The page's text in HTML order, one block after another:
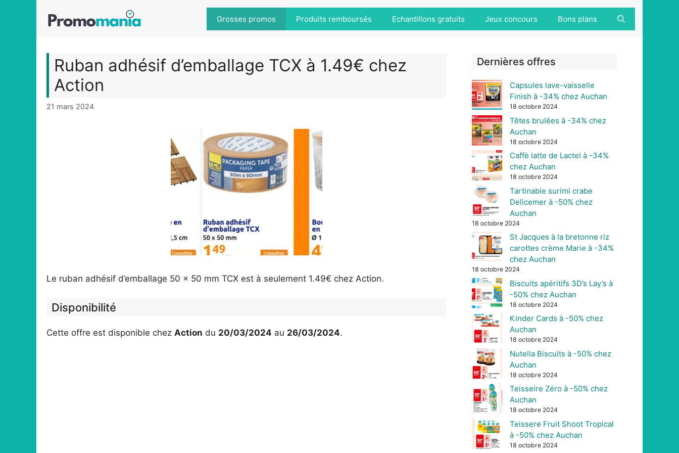
Grosses promos Produits remboursés Echantillons gratuits Jeux concours Bons plans
Ruban adhésif d’emballage TCX à 1.49€ chez
Action
21 mars 2024
Le ruban adhésif d’emballage 50 x 50 mm TCX est à seulement 1.49€ chez Action.
Disponibilité
Cette offre est disponible chez Action du 20/03/2024 au 26/03/2024.
Dernières offres
Capsules lave-vaisselle
Finish à -34% chez Auchan
18 octobre 2024
Têtes brulées à -34% chez
Auchan
18 octobre 2024
Caffè latte de Lactel à -34%
chez Auchan
18 octobre 2024
Tartinable surimi crabe
Delicemer à -50% chez
Auchan
18 octobre 2024
St Jacques à la bretonne riz
carottes crème Marie à -34%
chez Auchan
18 octobre 2024
Biscuits apéritifs 3D’s Lay’s à
-50% chez Auchan
18 octobre 2024
Kinder Cards à -50% chez
Auchan
18 octobre 2024
Nutella Biscuits à -50% chez
Auchan
18 octobre 2024
Teisseire Zéro à -50% chez
Auchan
18 octobre 2024
Teissere Fruit Shoot Tropical
à -50% chez Auchan
18 octobre 2024